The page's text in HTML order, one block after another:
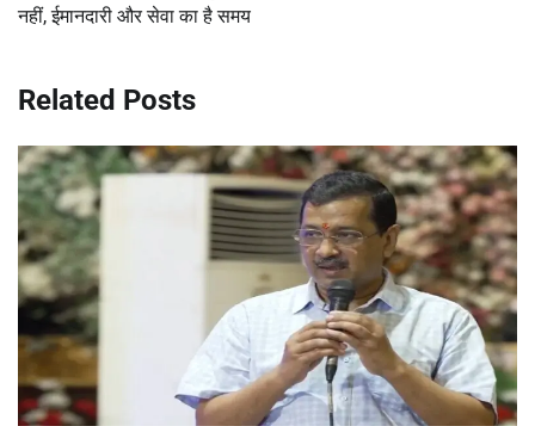
नहीं, ईमानदारी और सेवा का है समय
Related Posts